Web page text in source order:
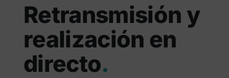
Retransmisión y
realización en
directo.